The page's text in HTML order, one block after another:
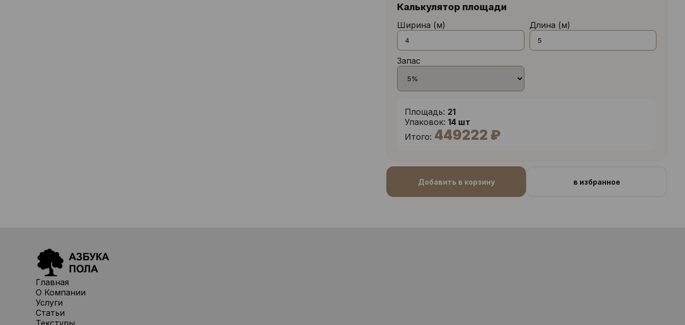
Калькулятор площади
Ширина (м) Длина (м)
Запас
Площадь: 21
Упаковок: 14 шт
Итого: 449222 ₽
Добавить в корзину в избранное
Главная
О Компании
Услуги
Статьи
Текстуры